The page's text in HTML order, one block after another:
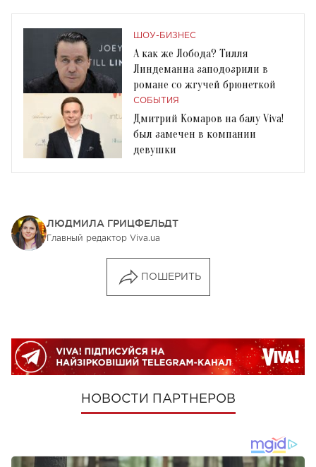
ШОУ-БИЗНЕС
А как же Лобода? Тилля
Линдеманна заподозрили в
романе со жгучей брюнеткой
СОБЫТИЯ
Дмитрий Комаров на балу Viva!
был замечен в компании
девушки
ЛЮДМИЛА ГРИЦФЕЛЬДТ
Главный редактор Viva.ua
ПОШЕРИТЬ
НОВОСТИ ПАРТНЕРОВ